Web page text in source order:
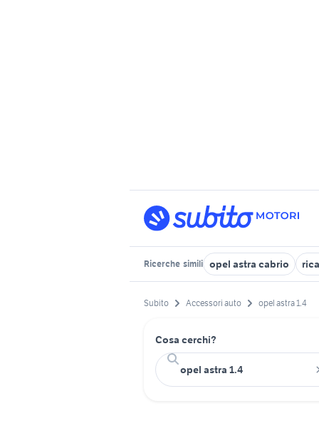
Ricerche simili opel astra cabrio
Subito Accessori auto opel astra 1.4
Cosa cerchi?